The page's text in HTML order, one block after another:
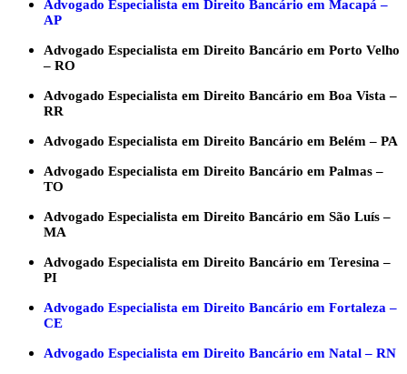
Advogado Especialista em Direito Bancário em Macapá –
AP
Advogado Especialista em Direito Bancário em Porto Velho
– RO
Advogado Especialista em Direito Bancário em Boa Vista –
RR
Advogado Especialista em Direito Bancário em Belém – PA
Advogado Especialista em Direito Bancário em Palmas –
TO
Advogado Especialista em Direito Bancário em São Luís –
MA
Advogado Especialista em Direito Bancário em Teresina –
PI
Advogado Especialista em Direito Bancário em Fortaleza –
CE
Advogado Especialista em Direito Bancário em Natal – RN